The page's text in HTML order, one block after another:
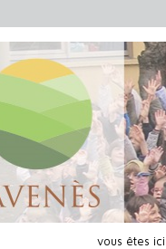
vous êtes